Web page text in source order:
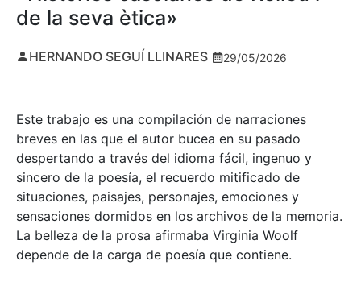
de la seva ètica»
HERNANDO SEGUÍ LLINARES 29/05/2026
Este trabajo es una compilación de narraciones
breves en las que el autor bucea en su pasado
despertando a través del idioma fácil, ingenuo y
sincero de la poesía, el recuerdo mitificado de
situaciones, paisajes, personajes, emociones y
sensaciones dormidos en los archivos de la memoria.
La belleza de la prosa afirmaba Virginia Woolf
depende de la carga de poesía que contiene.